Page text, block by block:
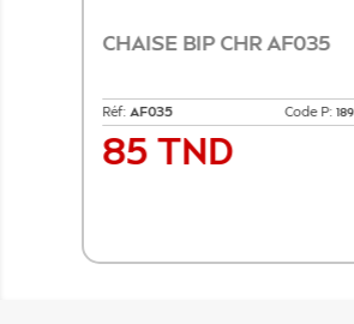
CHAISE BIP CHR AF035
AF035 Code P:1894053
Prix
85 TND